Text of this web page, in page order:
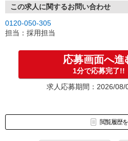
※ご希望があれば、職場見学の調整も
お気軽にご応募ください♪
この求人に関するお問い合わせ
0120-050-305
担当：採用担当
応募画面へ進
1分で応募完了!!
求人応募期間：2026/08/
閲覧履歴